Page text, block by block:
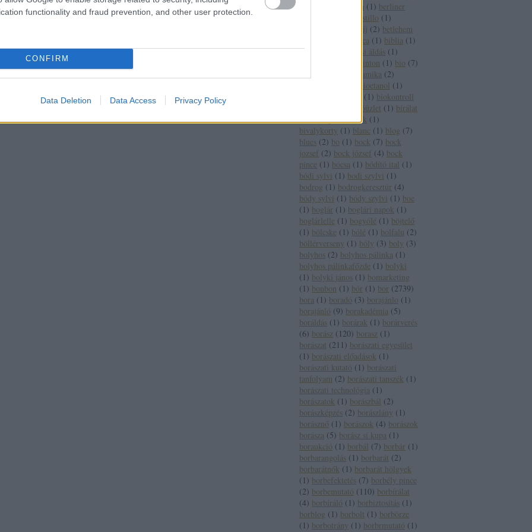
functionality and fraud prevention, and other user protection.
CONFIRM
Data Deletion Data Access Privacy Policy
berlin ( 1 ) berliner
bestillo ( 1 )
betétdíj (2) betlehem
bianca ( 1 ) biblia ( 1 )
bíboros
bíborosi áldás ( 1 )
bill clinton ( 1 ) bio (7)
biodinamika (2)
bioetanol ( 1 )
( 1 ) biokontroll
bióüzlet ( 1 ) bírálat
(1) bírság (2) birtok ( 1 )
bivalykorty ( 1 ) blanc ( 1 ) blog (7)
blues (2) bo ( 1 ) bock (7) bock
jozsef (2) bock józsef (4) bock
pince ( 1 ) bócsa ( 1 ) bódító ital ( 1 )
bódi sylvi ( 1 ) bodi szylvi ( 1 )
bodrog ( 1 ) bodrogkeresztúr (4)
bódy sylvi ( 1 ) bódy szylvi ( 1 ) boe
( 1 ) boglár ( 1 ) boglári napok ( 1 )
boglárlelle ( 1 ) bogyólé ( 1 ) böjtelő
( 1 ) bölcske ( 1 ) bólé ( 1 ) bolfalu (2)
böllérverseny ( 1 ) bóly (3) boly (3)
bolyhos (2) bolyhos pálinka ( 1 )
bolyhos pálinkafőzde ( 1 ) bolyki
( 1 ) bolyki jános ( 1 ) bomarketing
( 1 ) bonbon ( 1 ) bór ( 1 ) bor (2739)
bora ( 1 ) boradó (3) borajánlo ( 1 )
borajánló (9) borakadémia (5)
boráldás ( 1 ) borárak ( 1 ) borárverés
(6) borász ( 120) borasz ( 1 )
borászat (211 ) borászati egyesület
( 1 ) borászati előadások ( 1 )
borászati kutató ( 1 ) borászati
tanfolyam (2) borászati tanszék ( 1 )
borászati technológia ( 1 )
borászatok ( 1 ) borászbál (2)
borászképzés (2) borászlány ( 1 )
borásznő ( 1 ) borászok (4) borászok
borásza (5) borász sí kupa ( 1 )
boraukció ( 1 ) borbál (7) borbár ( 1 )
borbarangolás ( 1 ) borbarát (2)
borbarátnők ( 1 ) borbarát hölgyek
( 1 ) borbefektetés (7) borbély pince
(2) borbemutató ( 110) borbírálat
(4) borbíráló ( 1 ) borbiztosítás ( 1 )
borblog ( 1 ) borbolt ( 1 ) borbörze
( 1 ) borbotrány ( 1 ) borbrmutató ( 1 )